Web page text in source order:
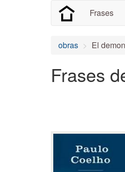
Frases
obras El
Frases